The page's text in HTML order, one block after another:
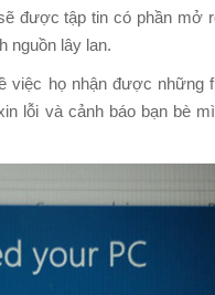
được tập tin có phần mở
nguồn lây lan.
việc họ nhận được những
lỗi và cảnh báo bạn bè